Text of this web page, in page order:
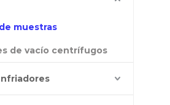
muestras
de vacío centrífugos